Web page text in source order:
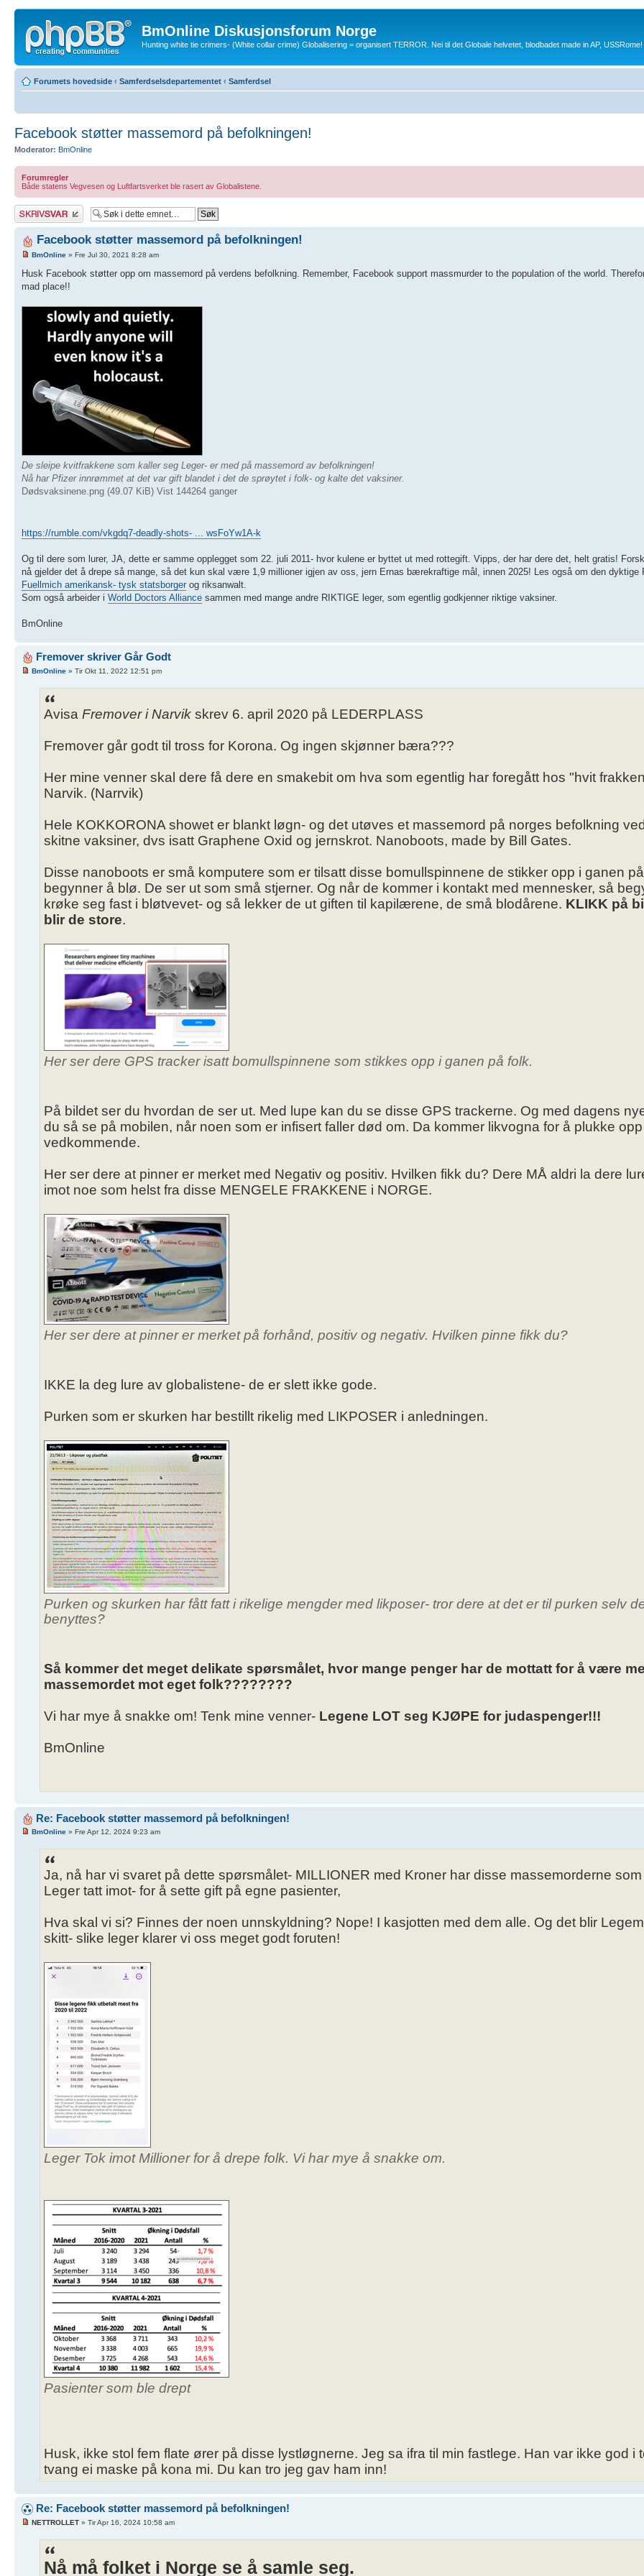
BmOnline Diskusjonsforum Norge
Hunting white tie crimers- (White collar crime) Globalisering = organisert TERROR. Nei til det Globale helvetet, blodbadet made in AP, USSRome!
Forumets hovedside ‹ Samferdselsdepartementet ‹ Samferdsel
Facebook støtter massemord på befolkningen!
Moderator: BmOnline
Forumregler
Både statens Vegvesen og Luftfartsverket ble rasert av Globalistene.
Skriv et svar
Facebook støtter massemord på befolkningen!
BmOnline » Fre Jul 30, 2021 8:28 am
Husk Facebook støtter opp om massemord på verdens befolkning. Remember, Facebook support massmurder to the population of the world.
mad place!!
De sleipe kvitfrakkene som kaller seg Leger- er med på massemord av befolkningen!
Nå har Pfizer innrømmet at det var gift blandet i det de sprøytet i folk- og kalte det vaksiner.
Dødsvaksinene.png (49.07 KiB) Vist 144264 ganger
https://rumble.com/vkgdq7-deadly-shots- ... wsFoYw1A-k
Og til dere som lurer, JA, dette er samme opplegget som 22. juli 2011- hvor kulene er byttet ut med rottegift. Vipps, der har dere det, helt gratis!
nå gjelder det å drepe så mange, så det kun skal være 1,9 millioner igjen av oss, jern Ernas bærekraftige mål, innen 2025! Les også om den dyktige
Fuellmich amerikansk- tysk statsborger og riksanwalt.
Som også arbeider i World Doctors Alliance sammen med mange andre RIKTIGE leger, som egentlig godkjenner riktige vaksiner.
BmOnline
Fremover skriver Går Godt
BmOnline » Tir Okt 11, 2022 12:51 pm
Avisa Fremover i Narvik skrev 6. april 2020 på LEDERPLASS
Fremover går godt til tross for Korona. Og ingen skjønner bæra???
Her mine venner skal dere få dere en smakebit om hva som egentlig har foregått hos "hvit
Narvik. (Narrvik)
Hele KOKKORONA showet er blankt løgn- og det utøves et massemord på norges befolkning
skitne vaksiner, dvs isatt Graphene Oxid og jernskrot. Nanoboots, made by Bill Gates.
Disse nanoboots er små komputere som er tilsatt disse bomullspinnene de stikker opp i ganen
begynner å blø. De ser ut som små stjerner. Og når de kommer i kontakt med mennesker, så
krøke seg fast i bløtvevet- og så lekker de ut giften til kapilærene, de små blodårene. KLIKK på
blir de store.
Her ser dere GPS tracker isatt bomullspinnene som stikkes opp i ganen på folk.
På bildet ser du hvordan de ser ut. Med lupe kan du se disse GPS trackerne. Og med dagens
du så se på mobilen, når noen som er infisert faller død om. Da kommer likvogna for å plukke opp
vedkommende.
Her ser dere at pinner er merket med Negativ og positiv. Hvilken fikk du? Dere MÅ aldri la dere
imot noe som helst fra disse MENGELE FRAKKENE i NORGE.
Her ser dere at pinner er merket på forhånd, positiv og negativ. Hvilken pinne fikk du?
IKKE la deg lure av globalistene- de er slett ikke gode.
Purken som er skurken har bestillt rikelig med LIKPOSER i anledningen.
Purken og skurken har fått fatt i rikelige mengder med likposer- tror dere at det er til purken selv
benyttes?
Så kommer det meget delikate spørsmålet, hvor mange penger har de mottatt for å være
massemordet mot eget folk????????
Vi har mye å snakke om! Tenk mine venner- Legene LOT seg KJØPE for judaspenger!!!
BmOnline
Re: Facebook støtter massemord på befolkningen!
BmOnline » Fre Apr 12, 2024 9:23 am
Ja, nå har vi svaret på dette spørsmålet- MILLIONER med Kroner har disse massemorderne
Leger tatt imot- for å sette gift på egne pasienter,
Hva skal vi si? Finnes der noen unnskyldning? Nope! I kasjotten med dem alle. Og det blir
skitt- slike leger klarer vi oss meget godt foruten!
Leger Tok imot Millioner for å drepe folk. Vi har mye å snakke om.
Pasienter som ble drept
Husk, ikke stol fem flate ører på disse lystløgnerne. Jeg sa ifra til min fastlege. Han var ikke god i
tvang ei maske på kona mi. Du kan tro jeg gav ham inn!
Re: Facebook støtter massemord på befolkningen!
NETTROLLET » Tir Apr 16, 2024 10:58 am
Nå må folket i Norge se å samle seg.